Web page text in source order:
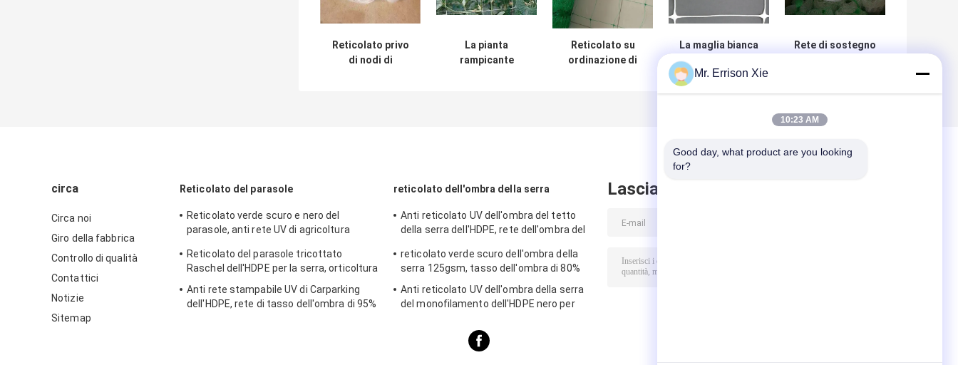
Reticolato privo
di nodi di
La pianta
rampicante
Reticolato su
ordinazione di
La maglia bianca
del reticolato di
sostegno della
Rete di sostegno
15x17cm
circa
Circa noi
Giro della fabbrica
Controllo di qualità
Contattici
Notizie
Sitemap
Reticolato del parasole
Reticolato verde scuro e nero del
parasole, anti rete UV di agricoltura
Reticolato del parasole tricottato
Raschel dell'HDPE per la serra, orticoltura
Anti rete stampabile UV di Carparking
dell'HDPE, rete di tasso dell'ombra di 95%
reticolato dell'ombra della serra
Anti reticolato UV dell'ombra del tetto
della serra dell'HDPE, rete dell'ombra del
reticolato verde scuro dell'ombra della
serra 125gsm, tasso dell'ombra di 80%
Anti reticolato UV dell'ombra della serra
del monofilamento dell'HDPE nero per
Lasciare messaggio
Mr. Errison Xie
10:23 AM
Good day, what product are you looking
for?